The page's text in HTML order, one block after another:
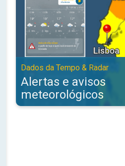
Dados da Tempo & Radar
Alertas e avisos
meteorológicos